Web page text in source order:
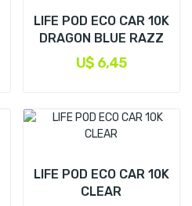
LIFE POD ECO CAR 10K
DRAGON BLUE RAZZ
U$ 6,45
LIFE POD ECO CAR 10K
CLEAR